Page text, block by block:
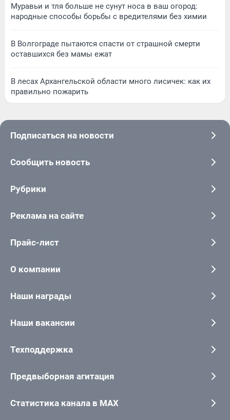
Муравьи и тля больше не сунут носа в ваш огород:
народные способы борьбы с вредителями без химии
В Волгограде пытаются спасти от страшной смерти
оставшихся без мамы ежат
В лесах Архангельской области много лисичек: как их
правильно пожарить
Подписаться на новости
Сообщить новость
Рубрики
Реклама на сайте
Прайс-лист
О компании
Наши награды
Наши вакансии
Техподдержка
Предвыборная агитация
Статистика канала в MAX